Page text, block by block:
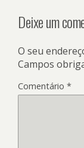
Deixe um
O seu
Campos
Comentário *